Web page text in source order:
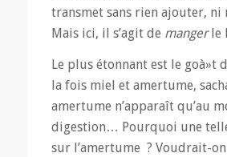
transmet sans rien ajouter, ni
Mais ici, il s’agit de mangerle
Le plus étonnant est le goà»t
la fois miel et amertume,
amertume n’apparaît qu’au
digestion… Pourquoi une
sur l’amertume ? Voudrait-